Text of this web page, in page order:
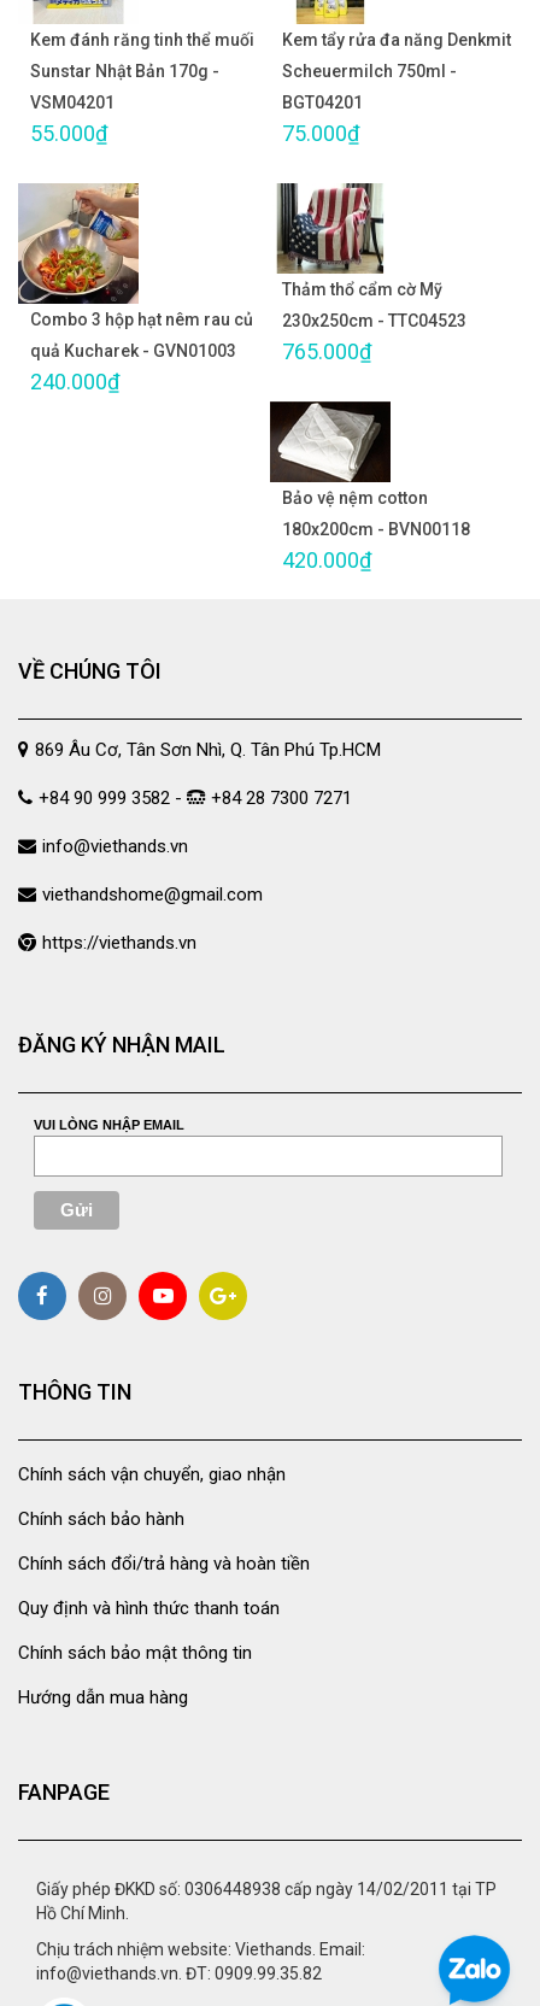
Kem đánh răng tinh thể muối
Sunstar Nhật Bản 170g -
VSM04201
55.000₫
Kem tẩy rửa đa năng Denkmit
Scheuermilch 750ml -
BGT04201
75.000₫
Combo 3 hộp hạt nêm rau củ
quả Kucharek - GVN01003
240.000₫
Thảm thổ cẩm cờ Mỹ
230x250cm - TTC04523
765.000₫
Bảo vệ nệm cotton
180x200cm - BVN00118
420.000₫
VỀ CHÚNG TÔI
869 Âu Cơ, Tân Sơn Nhì, Q. Tân Phú Tp.HCM
+84 90 999 3582 - +84 28 7300 7271
info@viethands.vn
viethandshome@gmail.com
https://viethands.vn
ĐĂNG KÝ NHẬN MAIL
VUI LÒNG NHẬP EMAIL
THÔNG TIN
Chính sách vận chuyển, giao nhận
Chính sách bảo hành
Chính sách đổi/trả hàng và hoàn tiền
Quy định và hình thức thanh toán
Chính sách bảo mật thông tin
Hướng dẫn mua hàng
FANPAGE
Giấy phép ĐKKD số: 0306448938 cấp ngày 14/02/2011 tại TP
Hồ Chí Minh.
Chịu trách nhiệm website: Viethands. Email:
info@viethands.vn. ĐT: 0909.99.35.82